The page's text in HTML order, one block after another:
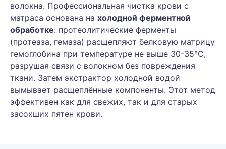
волокна. Профессиональная чистка крови с
матраса основана на холодной ферментной
обработке: протеолитические ферменты
(протеаза, гемаза) расщепляют белковую матрицу
гемоглобина при температуре не выше 30-35°C,
разрушая связи с волокном без повреждения
ткани. Затем экстрактор холодной водой
вымывает расщеплённые компоненты. Этот метод
эффективен как для свежих, так и для старых
засохших пятен крови.